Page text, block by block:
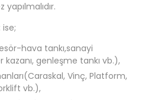
ise;
hava tankı,sanayi
genleşme tankı vb.),
Vinç, Platform,
vb.),